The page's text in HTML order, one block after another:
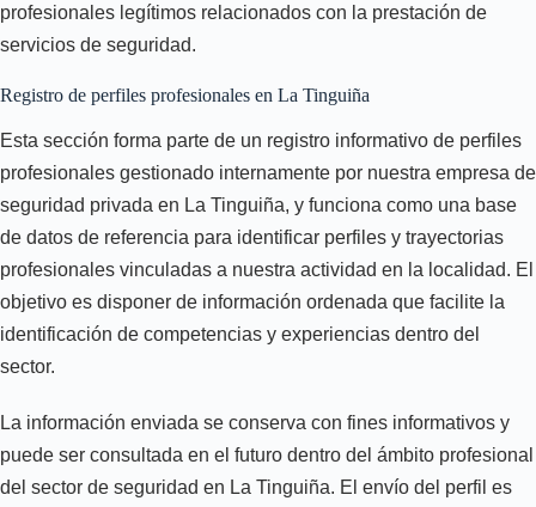
profesionales legítimos relacionados con la prestación de
servicios de seguridad.
Registro de perfiles profesionales en La Tinguiña
Esta sección forma parte de un registro informativo de perfiles
profesionales gestionado internamente por nuestra empresa de
seguridad privada en La Tinguiña, y funciona como una base
de datos de referencia para identificar perfiles y trayectorias
profesionales vinculadas a nuestra actividad en la localidad. El
objetivo es disponer de información ordenada que facilite la
identificación de competencias y experiencias dentro del
sector.
La información enviada se conserva con fines informativos y
puede ser consultada en el futuro dentro del ámbito profesional
del sector de seguridad en La Tinguiña. El envío del perfil es